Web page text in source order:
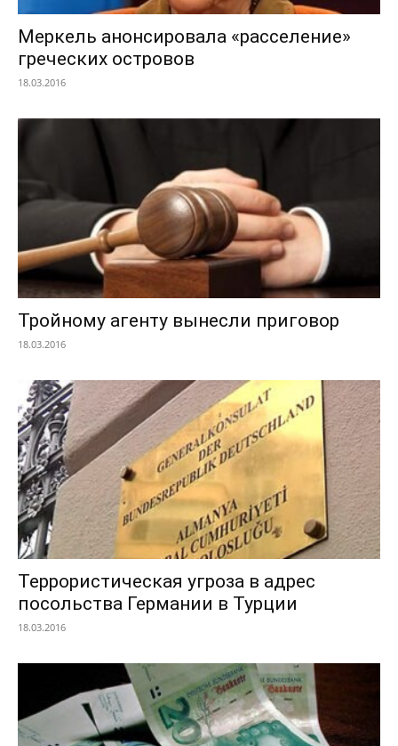
Меркель анонсировала «расселение»
греческих островов
18.03.2016
Тройному агенту вынесли приговор
18.03.2016
Террористическая угроза в адрес
посольства Германии в Турции
18.03.2016